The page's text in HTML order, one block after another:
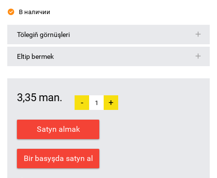
В наличии
Tölegiň görnüşleri
Eltip bermek
3,35 man. - +
Satyn almak
Bir basyşda satyn al